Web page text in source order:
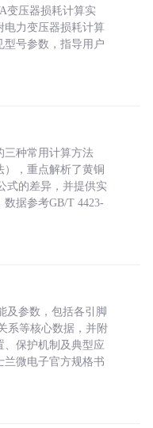
变压器损耗计算实
电力变压器损耗计算
型号参数，指导用户
三种常用计算方法
），重点解析了黄铜
式的差异，并提供实
据参考GB/T 4423-
及参数，包括各引脚
系等核心数据，并附
、保护机制及典型应
兰微电子官方规格书